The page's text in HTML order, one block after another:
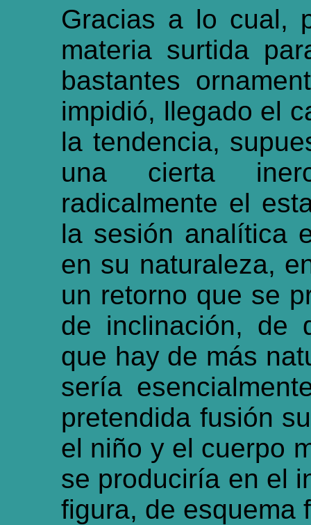
Gracias a lo cual,
materia surtida
bastantes
impidió, llegado el
la tendencia,
una cierta
radicalmente el
la sesión analítica
en su naturaleza,
un retorno que se
de inclinación, de
que hay de más
sería
pretendida fusión
el niño y el cuerpo
se produciría en el
figura, de esquema